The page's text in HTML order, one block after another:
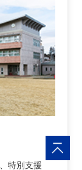
特別支援